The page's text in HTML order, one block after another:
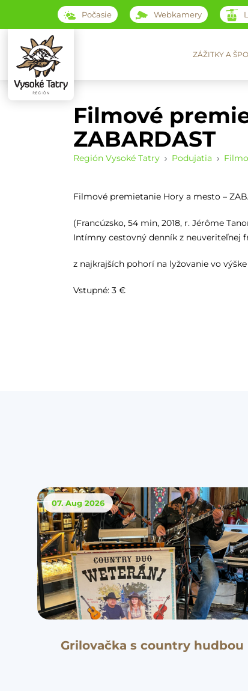
Počasie Webkamery
ZÁŽITKY A
Filmové
ZABARDAST
Región Vysoké Tatry Podujatia
Filmové premietanie Hory a mesto –
(Francúzsko, 54 min, 2018, r. Jérôme
Intímny cestovný denník z neuveriteľnej
z najkrajších pohorí na lyžovanie vo
Vstupné: 3 €
07. Aug 2026
Grilovačka s country hudbou